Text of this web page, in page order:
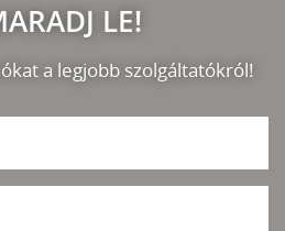
LE!
a legjobb szolgáltatókról!